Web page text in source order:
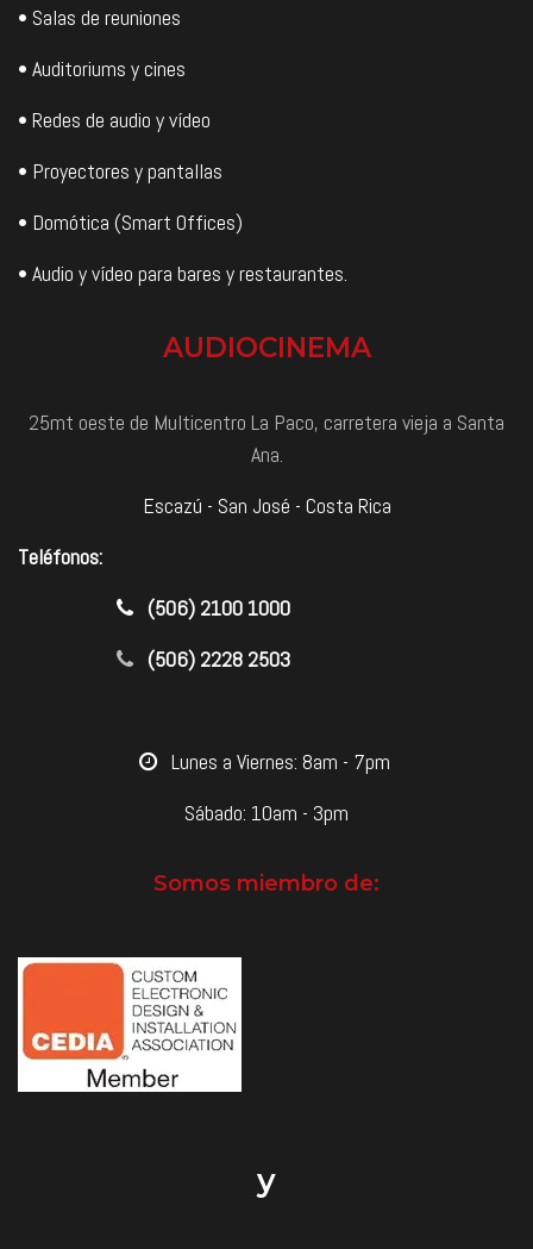
• Salas de reuniones
• Auditoriums y cines
• Redes de audio y vídeo
• Proyectores y pantallas
• Domótica (Smart Offices)
• Audio y vídeo para bares y restaurantes.
AUDIOCINEMA
25mt oeste de Multicentro La Paco, carretera vieja a Santa
Ana.
Escazú - San José - Costa Rica
Teléfonos:
​(506) 2100 1000
(506) 2228 2503
​Lunes a Viernes: 8am - 7pm
Sábado: 10am - 3pm
Somos miembro de:
y